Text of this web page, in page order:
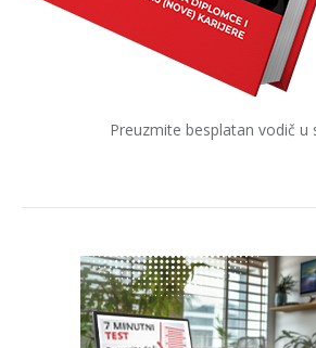
Preuzmite besplatan vodič u